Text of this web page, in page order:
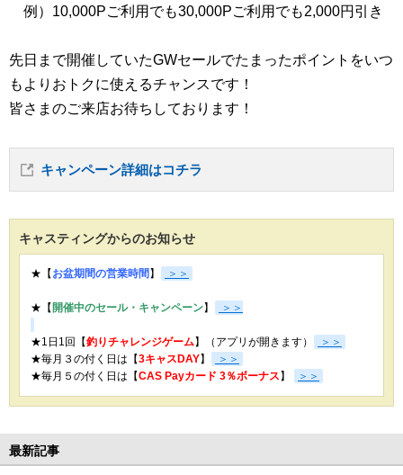
例）10,000Pご利用でも30,000Pご利用でも2,000円引き
先日まで開催していたGWセールでたまったポイントをいつ
もよりおトクに使えるチャンスです！
皆さまのご来店お待ちしております！
キャンペーン詳細はコチラ
キャスティングからのお知らせ
★【 お盆期間の営業時間 】 ＞＞
★【 開催中のセール・キャンペーン】 ＞＞
★1日1回【釣りチャレンジゲーム】（アプリが開きます）
＞＞
★毎月３の付く日は【3キャスDAY】
＞＞
★毎月５の付く日は【CAS Payカード 3％ボーナス 】 ＞＞
最新記事